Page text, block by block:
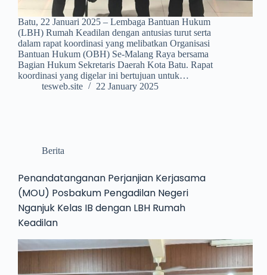
Batu, 22 Januari 2025 – Lembaga Bantuan Hukum
(LBH) Rumah Keadilan dengan antusias turut serta
dalam rapat koordinasi yang melibatkan Organisasi
Bantuan Hukum (OBH) Se-Malang Raya bersama
Bagian Hukum Sekretaris Daerah Kota Batu. Rapat
koordinasi yang digelar ini bertujuan untuk…
tesweb.site
22 January 2025
Berita
Penandatanganan Perjanjian Kerjasama
(MOU) Posbakum Pengadilan Negeri
Nganjuk Kelas IB dengan LBH Rumah
Keadilan